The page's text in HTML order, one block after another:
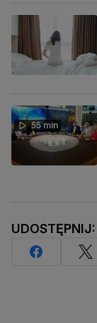
55 min
UDOSTĘPNIJ: